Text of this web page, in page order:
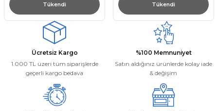
Tükendi Tükendi
Ücretsiz Kargo
1.000 TL üzeri tüm siparişlerde
geçerli kargo bedava
%100 Memnuniyet
Satın aldığınız ürünlerde kolay iade
& değişim